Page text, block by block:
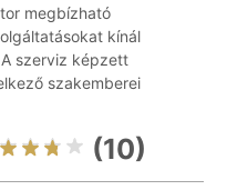
megbízható
kínál
szerviz képzett
szakemberei
(10)